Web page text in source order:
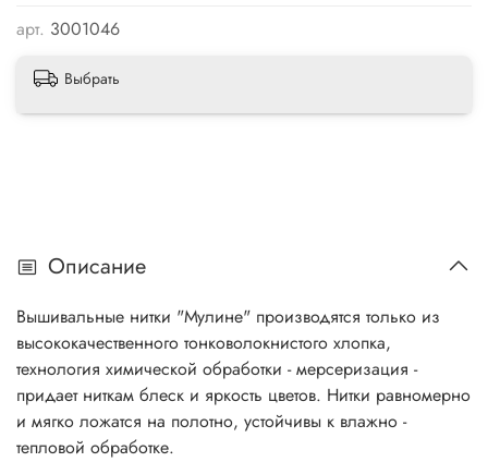
арт. 3001046
Выбрать
Описание
Вышивальные нитки "Мулине" производятся только из
высококачественного тонковолокнистого хлопка,
технология химической обработки - мерсеризация -
придает ниткам блеск и яркость цветов. Нитки равномерно
и мягко ложатся на полотно, устойчивы к влажно -
тепловой обработке.